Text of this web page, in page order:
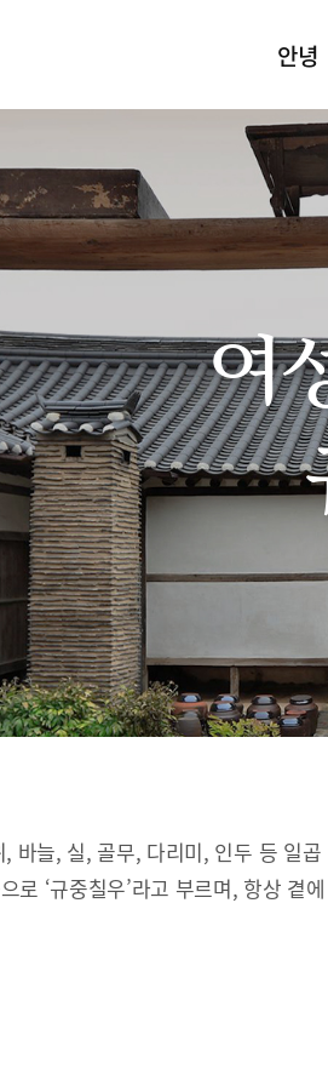
안녕
여
바늘, 실, 골무, 다리미, 인두 등 일곱
로 ‘규중칠우’라고 부르며, 항상 곁에